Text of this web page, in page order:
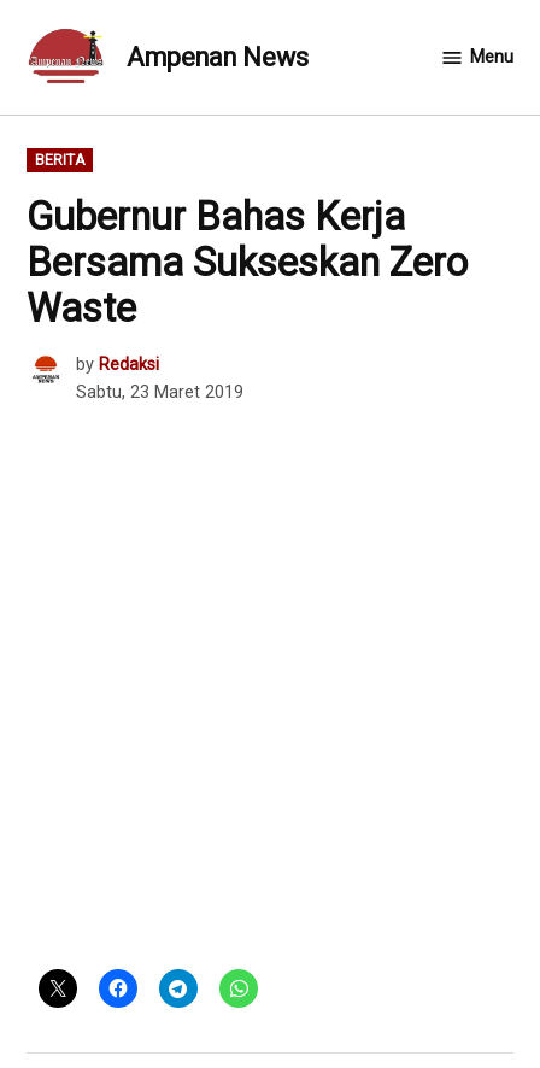
content
Ampenan News Menu
POSTED
IN
BERITA
Gubernur Bahas Kerja
Bersama Sukseskan Zero
Waste
by Redaksi
Sabtu, 23 Maret 2019